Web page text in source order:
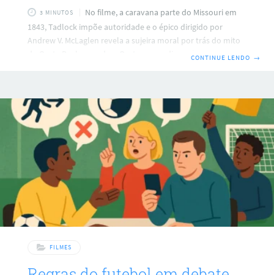
3 MINUTOS
No filme, a caravana parte do Missouri em
1843, Tadlock impõe autoridade e o épico dirigido por
Andrew V. McLaglen revela a sujeira moral por trás do mito
do Oeste Desbravando o Oeste, agora disponível no Prime
Missouri em 1843, conduzida por um ex-senador obcecado
em fundar uma cidade, enquanto disputas de poder
corroem
CONTINUE LENDO →
FILMES